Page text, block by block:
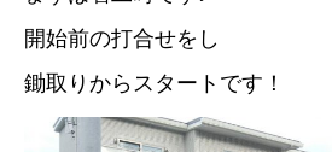
開始前の打合せをし
鋤取りからスタートです！